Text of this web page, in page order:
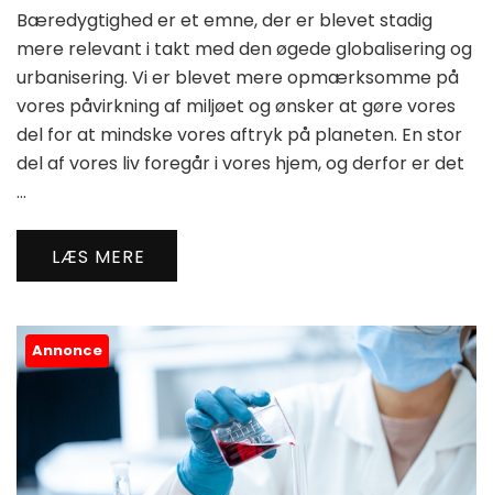
Bæredygtighed er et emne, der er blevet stadig
mere relevant i takt med den øgede globalisering og
urbanisering. Vi er blevet mere opmærksomme på
vores påvirkning af miljøet og ønsker at gøre vores
del for at mindske vores aftryk på planeten. En stor
del af vores liv foregår i vores hjem, og derfor er det
…
LÆS MERE
Annonce